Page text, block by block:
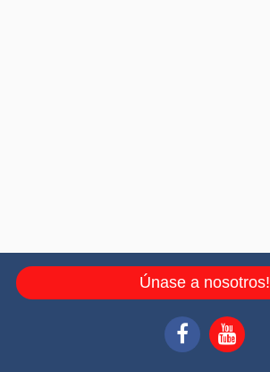
Únase a nosotros!